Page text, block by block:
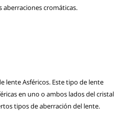
aberraciones cromáticas.
lente Asféricos. Este tipo de lente
en uno o ambos lados del cristal
tipos de aberración del lente.